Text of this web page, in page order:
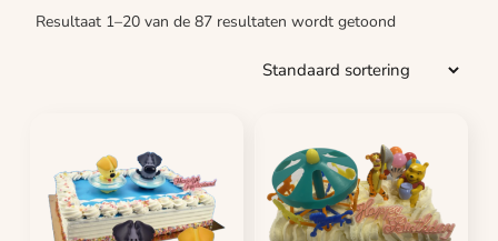
Resultaat 1–20 van de 87 resultaten wordt getoond